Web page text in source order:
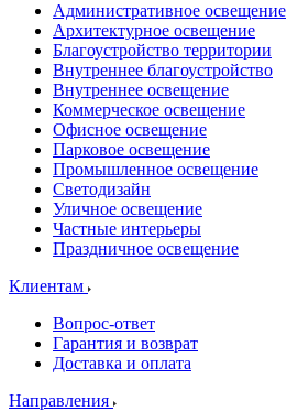
Административное освещение
Архитектурное освещение
Благоустройство территории
Внутреннее благоустройство
Внутреннее освещение
Коммерческое освещение
Офисное освещение
Парковое освещение
Промышленное освещение
Светодизайн
Уличное освещение
Частные интерьеры
Праздничное освещение
Клиентам
Вопрос-ответ
Гарантия и возврат
Доставка и оплата
Направления